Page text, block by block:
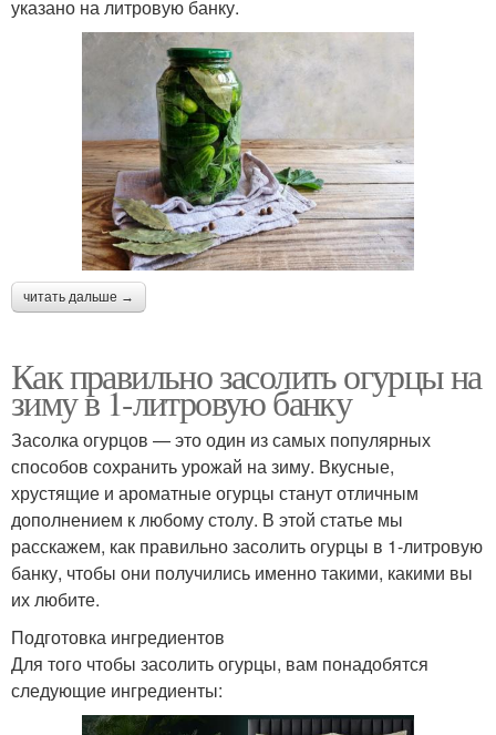
указано на литровую банку.
читать дальше →
Как правильно засолить огурцы на
зиму в 1-литровую банку
Засолка огурцов — это один из самых популярных
способов сохранить урожай на зиму. Вкусные,
хрустящие и ароматные огурцы станут отличным
дополнением к любому столу. В этой статье мы
расскажем, как правильно засолить огурцы в 1-литровую
банку, чтобы они получились именно такими, какими вы
их любите.
Подготовка ингредиентов
Для того чтобы засолить огурцы, вам понадобятся
следующие ингредиенты: